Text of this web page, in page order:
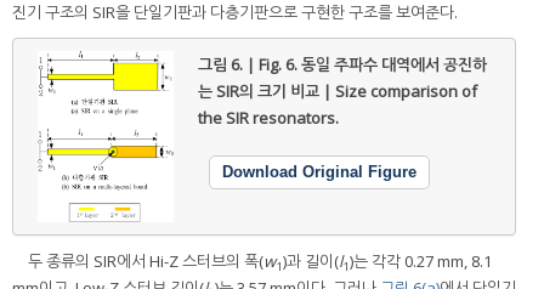
진기 구조의 SIR을 단일기판과 다층기판으로 구현한 구조를 보여준다.
그림 6. | Fig. 6.동일 주파수 대역에서 공진하
는 SIR의 크기 비교 | Size comparison of
the SIR resonators.
Download Original Figure
두 종류의 SIR에서 Hi-Z 스터브의 폭(w1)과 길이(l1)는 각각 0.27 mm, 8.1